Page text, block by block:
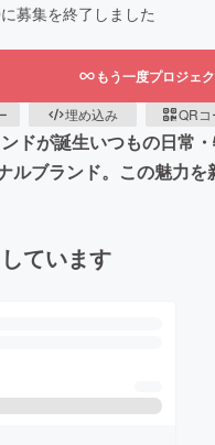
に募集を終了しました
もう一度プロジェ
埋め込み QRコ
ドが誕生いつもの日常
ブランド。この魅力を
ています